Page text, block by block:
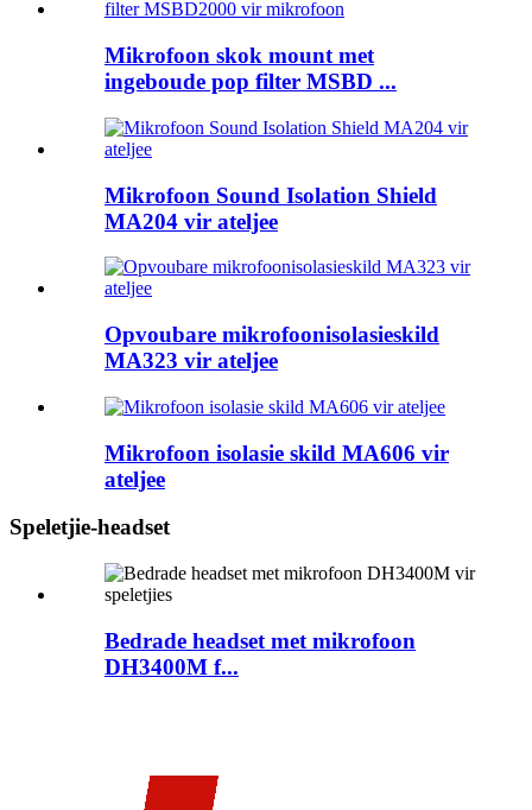
Mikrofoon skok mount met
ingeboude pop filter MSBD ...
Mikrofoon Sound Isolation Shield
MA204 vir ateljee
Opvoubare mikrofoonisolasieskild
MA323 vir ateljee
Mikrofoon isolasie skild MA606 vir
ateljee
Speletjie-headset
Bedrade headset met mikrofoon
DH3400M f...